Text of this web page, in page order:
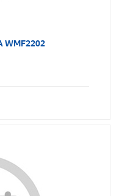
WMF2202